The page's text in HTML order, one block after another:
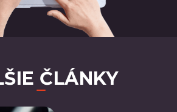
ČLÁNKY